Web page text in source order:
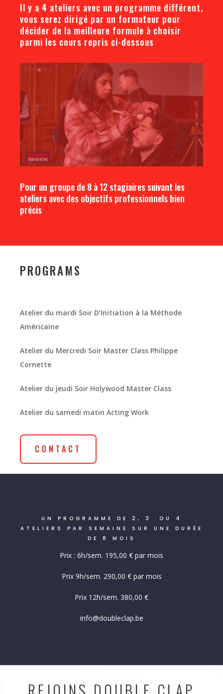
Il y a 4 ateliers avec un programme différent,
vous serez dirigé par un formateur pour
décider de la meilleure formule à choisir
parmi les cours repris ci-dessous
Pour un groupe de 8 à 12 stagiaires suivant les
ateliers avec des objectifs professionnels bien
précis
PROGRAMS
Atelier du mardi Soir D’Initiation à la Méthode
Américaine
Atelier du Mercredi Soir Master Class Philippe
Cornette
Atelier du jeudi Soir Holywood Master Class
Atelier du samedi matin Acting Work
CONTACT
UN PROGRAMME DE 2, 3 OU 4
ATELIERS PAR SEMAINE SUR UNE DURÉE
DE 8 MOIS
Prix : 6h/sem. 195,00 € par mois
Prix 9h/sem. 290,00 € par mois
Prix 12h/sem. 380,00 €
info@doubleclap.be